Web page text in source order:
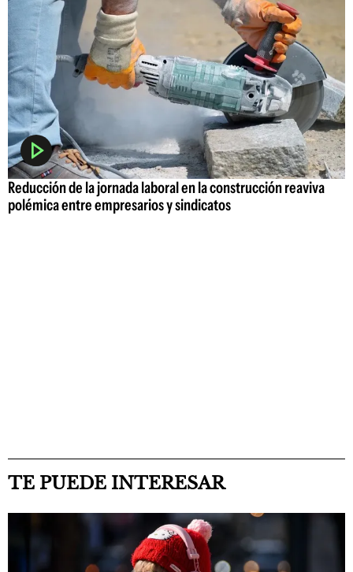
Reducción de la jornada laboral en la construcción reaviva
polémica entre empresarios y sindicatos
TE PUEDE INTERESAR